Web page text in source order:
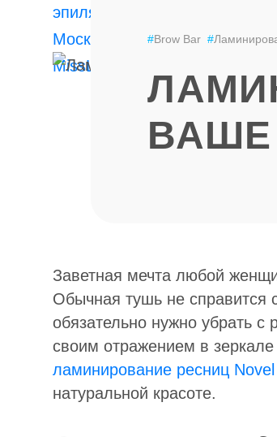
#Brow Bar #
ВАШЕ
Заветная мечта любой
Обычная тушь не справится
обязательно нужно убрать
своим отражением в
ламинирование ресниц Novel
натуральной красоте.